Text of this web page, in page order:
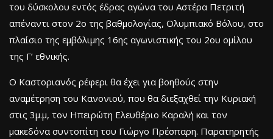
του δύσκολου εντός έδρας αγώνα του Αστέρα Πετριτή
απέναντι στον 2ο της βαθμολογίας, Ολυμπιακό Βόλου, στο
πλαίσιο της εμβόλιμης 16ης αγωνιστικής του 2ου ομίλου
της Γ’ εθνικής.
Ο Καστοριανός ρέφερι θα έχει για βοηθούς στην
αναμέτρηση του Κανονιού, που θα διεξαχθεί την Κυριακή
στις 3μ.μ, τον Ηπειρώτη Ελευθέριο Καραλή και τον
μακεδόνα συντοπίτη του Γιώργο Πρέσπαρη. Παρατηρητής